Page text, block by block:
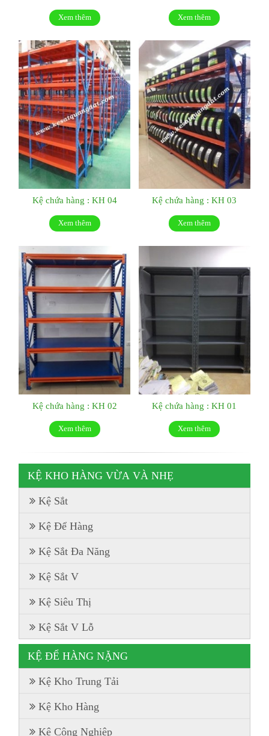
Xem thêm Xem thêm
Kệ chứa hàng : KH 04
Xem thêm
Kệ chứa hàng : KH 03
Xem thêm
Kệ chứa hàng : KH 02
Xem thêm
Kệ chứa hàng : KH 01
Xem thêm
KỆ KHO HÀNG VỪA VÀ NHẸ
Kệ Sắt
Kệ Để Hàng
Kệ Sắt Đa Năng
Kệ Sắt V
Kệ Siêu Thị
Kệ Sắt V Lỗ
KỆ ĐỂ HÀNG NẶNG
Kệ Kho Trung Tải
Kệ Kho Hàng
Kệ Công Nghiệp